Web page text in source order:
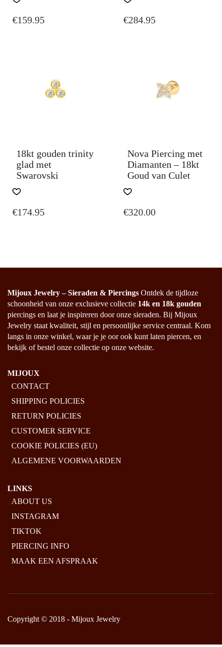
€159.95 €284.95
18kt gouden trinity
glad met
Swarovski
€174.95
Nova Piercing met
Diamanten – 18kt
Goud van Culet
THIS
HAS
MAY
CHOSEN
ON
THE
PRODUCT
PAGE
€320.00
Mijoux Jewelry – Sieraden & Piercings Ontdek de tijdloze
schoonheid van onze exclusieve collectie 14k en 18k gouden
piercings en laat je inspireren door onze sieraden. Bij Mijoux
Jewelry staat kwaliteit, stijl en persoonlijke service centraal. Kom
langs in onze winkel, waar je je oor ook kunt laten piercen, en
bekijk of bestel onze collectie op onze website.
MIJOUX
CONTACT
SHIPPING POLICIES
RETURN POLICIES
CUSTOMER SERVICE
COOKIE POLICIES (EU)
ALGEMENE VOORWAARDEN
LINKS
ABOUT US
INSTAGRAM
TIKTOK
PIERCING INFO
MAAK EEN AFSPRAAK
Copyright © 2018 - Mijoux Jewelry